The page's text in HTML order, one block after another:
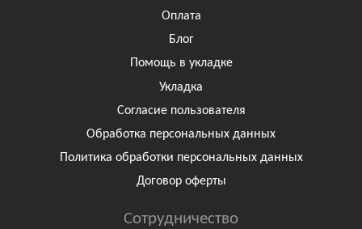
Оплата
Блог
Помощь в укладке
Укладка
Согласие пользователя
Обработка персональных данных
Политика обработки персональных данных
Договор оферты
Сотрудничество